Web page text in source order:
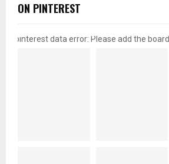
ON PINTEREST
pinterest data error: Please add the